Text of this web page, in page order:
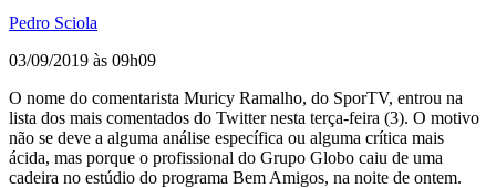
Pedro Sciola
03/09/2019 às 09h09
O nome do comentarista Muricy Ramalho, do SporTV, entrou na
lista dos mais comentados do Twitter nesta terça-feira (3). O motivo
não se deve a alguma análise específica ou alguma crítica mais
ácida, mas porque o profissional do Grupo Globo caiu de uma
cadeira no estúdio do programa Bem Amigos, na noite de ontem.